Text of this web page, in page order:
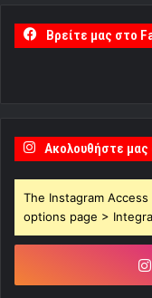
Βρείτε μας στο
Ακολουθήστε
The Instagram
options page >